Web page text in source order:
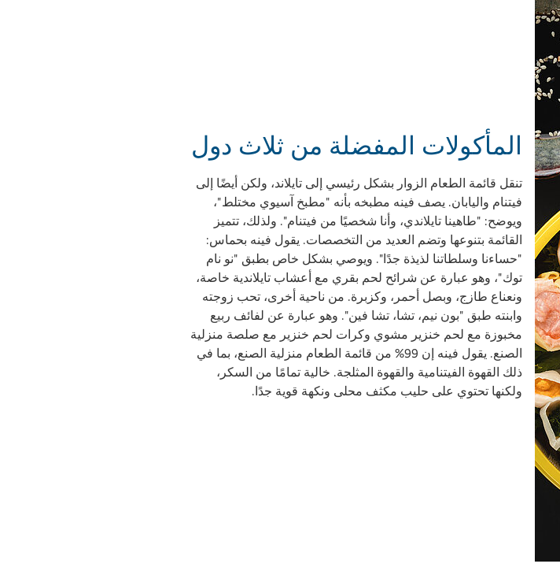
المأكولات المفضلة من ثلاث دول
تنقل قائمة الطعام الزوار بشكل رئيسي إلى تايلاند، ولكن أيضًا إلى
فيتنام واليابان. يصف فينه مطبخه بأنه "مطبخ آسيوي مختلط"،
ويوضح: "طاهينا تايلاندي، وأنا شخصيًا من فيتنام". ولذلك، تتميز
القائمة بتنوعها وتضم العديد من التخصصات. يقول فينه بحماس:
"حساءنا وسلطاتنا لذيذة جدًا". ويوصي بشكل خاص بطبق "نو نام
توك"، وهو عبارة عن شرائح لحم بقري مع أعشاب تايلاندية خاصة،
ونعناع طازج، وبصل أحمر، وكزبرة. من ناحية أخرى، تحب زوجته
وابنته طبق "بون نيم، تشا، تشا فين". وهو عبارة عن لفائف ربيع
مخبوزة مع لحم خنزير مشوي وكرات لحم خنزير مع صلصة منزلية
الصنع. يقول فينه إن 99% من قائمة الطعام منزلية الصنع، بما في
ذلك القهوة الفيتنامية والقهوة المثلجة. خالية تمامًا من السكر،
ولكنها تحتوي على حليب مكثف محلى ونكهة قوية جدًا.